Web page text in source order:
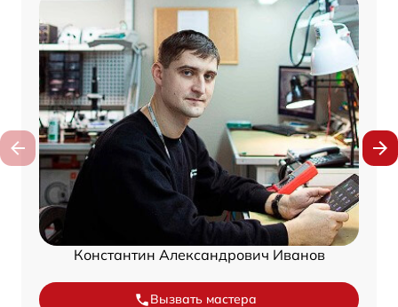
Константин Александрович Иванов
Вызвать мастера